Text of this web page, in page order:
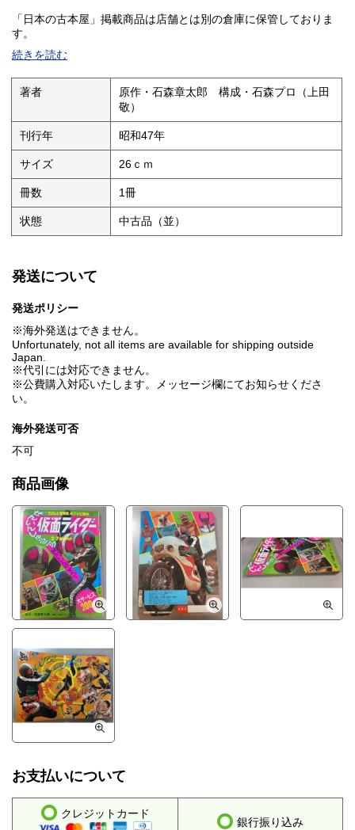
「日本の古本屋」掲載商品は店舗とは別の倉庫に保管しておりま
す。
来店し直接御覧になりたい方は事前にご連絡ください。
事前連絡なく来店されてもご覧頂くことが出来ません。予めご了
承ください。
続きを読む
著者
原作・石森章太郎 構成・石森プロ（上田
敬）
刊行年 昭和47年
サイズ 26ｃｍ
冊数 1冊
状態 中古品（並）
発送について
発送ポリシー
※海外発送はできません。
Unfortunately, not all items are available for shipping outside
Japan.
※代引には対応できません。
※公費購入対応いたします。メッセージ欄にてお知らせくださ
い。
海外発送可否
不可
商品画像
お支払いについて
クレジットカード
銀行振り込み